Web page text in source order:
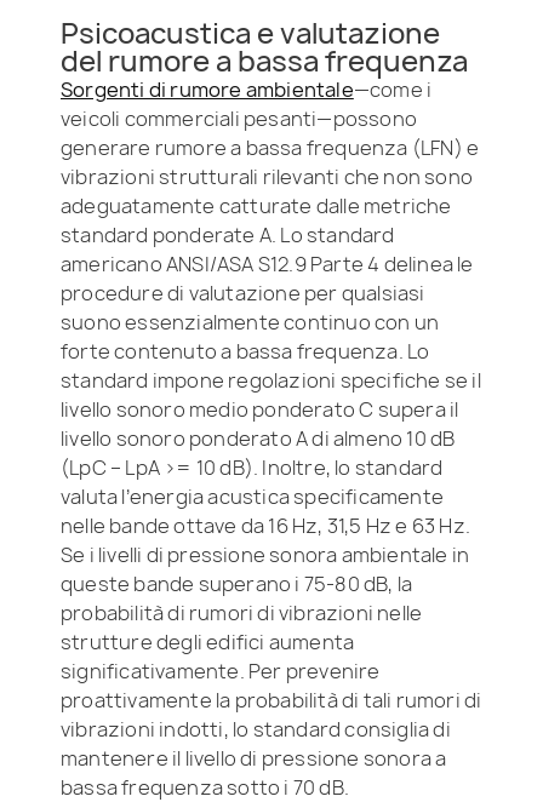
Psicoacustica e valutazione
del rumore a bassa frequenza
Sorgenti di rumore ambientale—come i
veicoli commerciali pesanti—possono
generare rumore a bassa frequenza (LFN) e
vibrazioni strutturali rilevanti che non sono
adeguatamente catturate dalle metriche
standard ponderate A. Lo standard
americano ANSI/ASA S12.9 Parte 4 delinea le
procedure di valutazione per qualsiasi
suono essenzialmente continuo con un
forte contenuto a bassa frequenza. Lo
standard impone regolazioni specifiche se il
livello sonoro medio ponderato C supera il
livello sonoro ponderato A di almeno 10 dB
(LpC – LpA >= 10 dB). Inoltre, lo standard
valuta l’energia acustica specificamente
nelle bande ottave da 16 Hz, 31,5 Hz e 63 Hz.
Se i livelli di pressione sonora ambientale in
queste bande superano i 75-80 dB, la
probabilità di rumori di vibrazioni nelle
strutture degli edifici aumenta
significativamente. Per prevenire
proattivamente la probabilità di tali rumori di
vibrazioni indotti, lo standard consiglia di
mantenere il livello di pressione sonora a
bassa frequenza sotto i 70 dB.